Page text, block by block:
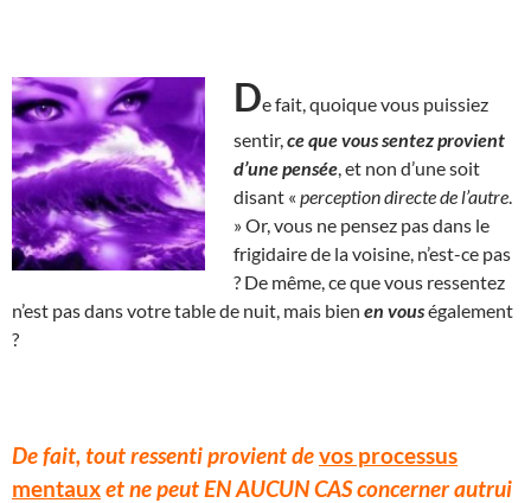
De fait, quoique vous puissiez
sentir, ce que vous sentez provient
d’une pensée , et non d’une soit
disant « perception directe de l’autre
» Or, vous ne pensez pas dans le
frigidaire de la voisine, n’est-ce pas
? De même, ce que vous ressentez
n’est pas dans votre table de nuit, mais bien en vouségalement
?
De fait, tout ressenti provient devos processus
mentauxet ne peut EN AUCUN CAS concerner autrui